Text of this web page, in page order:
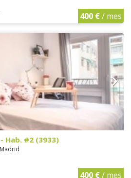
400 €/ mes
Hab. #2 (3933)
400 €/ mes